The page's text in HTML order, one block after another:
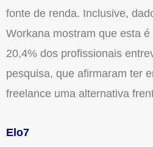
fonte de renda. Inclusive,
Workana mostram que esta
20,4% dos profissionais
pesquisa, que afirmaram ter
freelance uma alternativa
Elo7